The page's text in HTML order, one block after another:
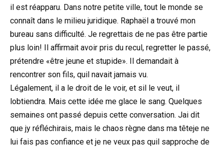
il est réapparu. Dans notre petite ville, tout le monde se
connaît dans le milieu juridique. Raphaël a trouvé mon
bureau sans difficulté. Je regrettais de ne pas être partie
plus loin! Il affirmait avoir pris du recul, regretter le passé,
prétendre «être jeune et stupide». Il demandait à
rencontrer son fils, quil navait jamais vu.
Légalement, il a le droit de le voir, et sil le veut, il
lobtiendra. Mais cette idée me glace le sang. Quelques
semaines ont passé depuis cette conversation. Jai dit
que jy réfléchirais, mais le chaos règne dans ma têteje ne
lui fais pas confiance et je ne veux pas quil sapproche de